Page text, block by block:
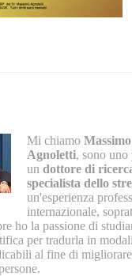
Mi chiamo Massimo
Agnoletti, sono uno
un dottore di
specialista dello
un'esperienza
internazionale,
ho la passione di
per tradurla in
al fine di